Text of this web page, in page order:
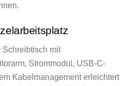
Schreibtisch mit
Strommodul, USB-C-
Kabelmanagement erleichtert